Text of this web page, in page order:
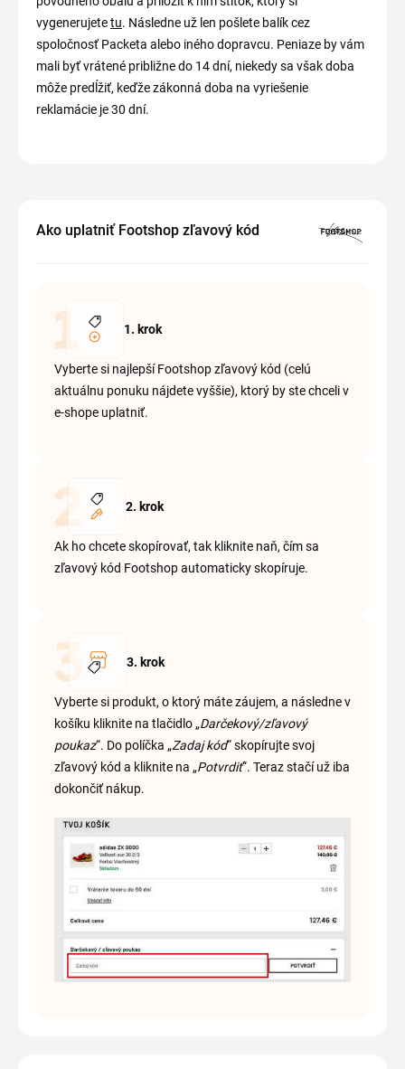
vygenerujetetu. Následne už len pošlete balík cez
spoločnosť Packeta alebo iného dopravcu. Peniaze by vám
mali byť vrátené približne do 14 dní, niekedy sa však doba
môže predĺžiť, keďže zákonná doba na vyriešenie
reklamácie je 30 dní.
Ako uplatniť Footshop zľavový kód
1. krok
Vyberte si najlepší Footshop zľavový kód (celú
aktuálnu ponuku nájdete vyššie), ktorý by ste chceli v
e-shope uplatniť.
2. krok
Ak ho chcete skopírovať, tak kliknite naň, čím sa
zľavový kód Footshop automaticky skopíruje.
3. krok
Vyberte si produkt, o ktorý máte záujem, a následne v
košíku kliknite na tlačidlo „Darčekový/zľavový
poukaz“. Do políčka „Zadaj kód“ skopírujte svoj
zľavový kód a kliknite na „Potvrdiť“. Teraz stačí už iba
dokončiť nákup.